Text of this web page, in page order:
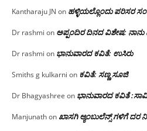
Kantharaju JN on ಹಳ್ಳಿಯಲ್ಲೊಂದು ಪರಿಸರ
Dr rashmi on ಅಪ್ಪಂದಿರ ದಿನದ ವಿಶೇಷ: ನಾನು
Dr rashmi on ಭಾನುವಾರದ ಕವಿತೆ: ಉಸಿರು
Smiths g kulkarni on ಕವಿತೆ: ಸಣ್ಣ ಸೂಜಿ
Dr Bhagyashree on ಭಾನುವಾರದ ಕವಿತೆ
Manjunathonಖಾಸಗಿ ಆ್ಯಂಬುಲೆನ್ಸ್ ಗಳಿಗೆ ದರ